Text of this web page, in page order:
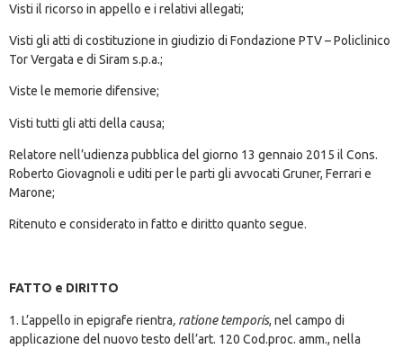
Visti il ricorso in appello e i relativi allegati;
Visti gli atti di costituzione in giudizio di Fondazione PTV – Policlinico
Tor Vergata e di Siram s.p.a.;
Viste le memorie difensive;
Visti tutti gli atti della causa;
Relatore nell’udienza pubblica del giorno 13 gennaio 2015 il Cons.
Roberto Giovagnoli e uditi per le parti gli avvocati Gruner, Ferrari e
Marone;
Ritenuto e considerato in fatto e diritto quanto segue.
FATTO e DIRITTO
1. L’appello in epigrafe rientra, ratione temporis, nel campo di
applicazione del nuovo testo dell’art. 120 Cod.proc. amm., nella